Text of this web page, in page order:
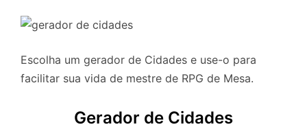
Escolha um gerador de Cidades e use-o para
facilitar sua vida de mestre de RPG de Mesa.
Gerador de Cidades